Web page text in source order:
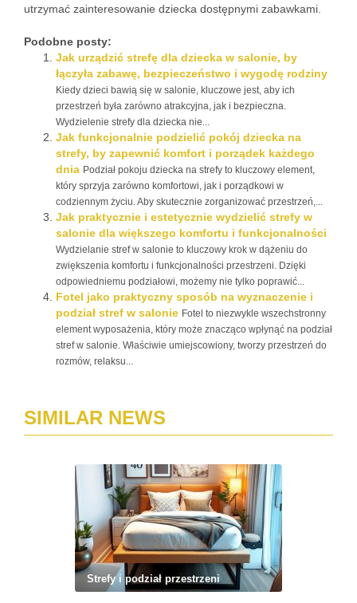
utrzymać zainteresowanie dziecka dostępnymi zabawkami.
Podobne posty:
Jak urządzić strefę dla dziecka w salonie, by
łączyła zabawę, bezpieczeństwo i wygodę rodziny
Kiedy dzieci bawią się w salonie, kluczowe jest, aby ich
przestrzeń była zarówno atrakcyjna, jak i bezpieczna.
Wydzielenie strefy dla dziecka nie...
Jak funkcjonalnie podzielić pokój dziecka na
strefy, by zapewnić komfort i porządek każdego
dnia Podział pokoju dziecka na strefy to kluczowy element,
który sprzyja zarówno komfortowi, jak i porządkowi w
codziennym życiu. Aby skutecznie zorganizować przestrzeń,...
Jak praktycznie i estetycznie wydzielić strefy w
salonie dla większego komfortu i funkcjonalności
Wydzielanie stref w salonie to kluczowy krok w dążeniu do
zwiększenia komfortu i funkcjonalności przestrzeni. Dzięki
odpowiedniemu podziałowi, możemy nie tylko poprawić...
Fotel jako praktyczny sposób na wyznaczenie i
podział stref w salonie Fotel to niezwykle wszechstronny
element wyposażenia, który może znacząco wpłynąć na podział
stref w salonie. Właściwie umiejscowiony, tworzy przestrzeń do
rozmów, relaksu...
SIMILAR NEWS
Strefy i podział przestrzeni